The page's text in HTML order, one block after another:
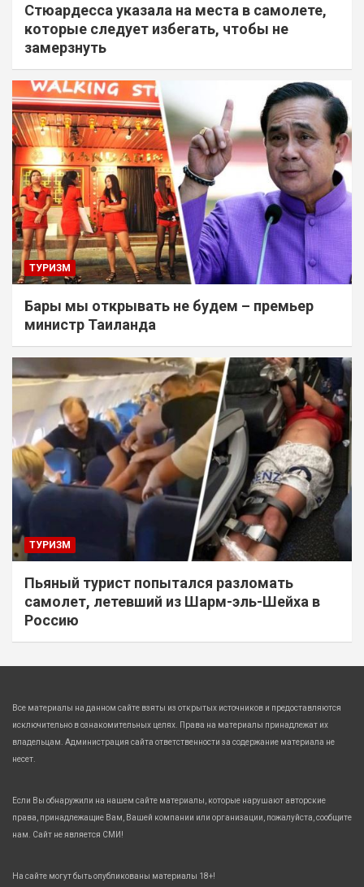
Стюардесса указала на места в самолете,
которые следует избегать, чтобы не
замерзнуть
ТУРИЗМ
Бары мы открывать не будем – премьер
министр Таиланда
ТУРИЗМ
Пьяный турист попытался разломать
самолет, летевший из Шарм-эль-Шейха в
Россию
Все материалы на данном сайте взяты из открытых источников и предоставляются
исключительно в ознакомительных целях. Права на материалы принадлежат их
владельцам. Администрация сайта ответственности за содержание материала не
несет.
Если Вы обнаружили на нашем сайте материалы, которые нарушают авторские
права, принадлежащие Вам, Вашей компании или организации, пожалуйста, сообщите
нам. Сайт не является СМИ!
На сайте могут быть опубликованы материалы 18+!